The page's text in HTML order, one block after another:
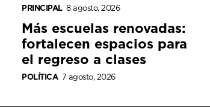
PRINCIPAL 8 agosto, 2026
Más escuelas renovadas:
fortalecen espacios para
el regreso a clases
POLÍTICA 7 agosto, 2026